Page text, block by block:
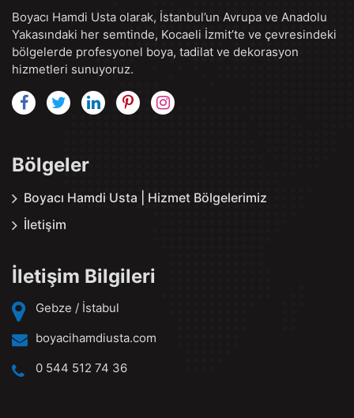
Boyacı Hamdi Usta olarak, İstanbul’un Avrupa ve Anadolu
Yakasındaki her semtinde, Kocaeli İzmit’te ve çevresindeki
bölgelerde profesyonel boya, tadilat ve dekorasyon
hizmetleri sunuyoruz.
Bölgeler
Boyacı Hamdi Usta | Hizmet Bölgelerimiz
İletişim
İletişim Bilgileri
Gebze / İstabul
boyacihamdiusta.com
0 544 512 74 36